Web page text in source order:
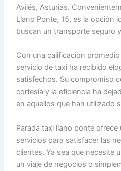
Avilés, Asturias.
Llano Ponte, 15, es la opción
buscan un transporte seguro
Con una calificación
servicio de taxi ha recibido
satisfechos. Su compromiso
cortesía y la eficiencia ha
en aquellos que han utilizado
Parada taxi llano ponte ofrece
servicios para satisfacer las
clientes. Ya sea que necesite
un viaje de negocios o